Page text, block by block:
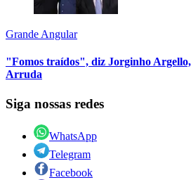
Grande Angular
"Fomos traídos", diz Jorginho
Arruda
Siga nossas redes
WhatsApp
Telegram
Facebook